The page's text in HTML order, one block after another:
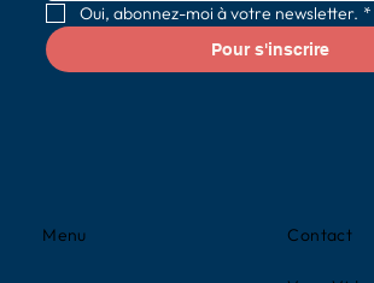
Contact
Menu
Oui, abonnez-moi à votre newsletter. *
Pour s'inscrire